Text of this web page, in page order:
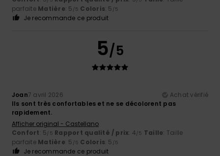
parfaite Matière: 5 /5 Coloris: 5 /5
Je recommande ce produit
5/5
Joan7 avril 2026
Achat vérifié
Ils sont très confortables et ne se décolorent pas
rapidement.
Afficher original - Castellano
Confort: 5/5 Rapport qualité / prix: 4/5 Taille: Taille
parfaite Matière: 5 /5 Coloris: 5 /5
Je recommande ce produit